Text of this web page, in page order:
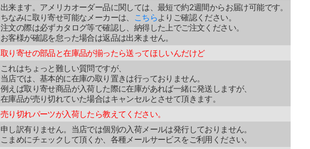
出来ます。アメリカオーダー品に関しては、最短で約2週間からお届け可能です。
ちなみに取り寄せ可能なメーカーは、
こちらよりご確認ください。
注文の際は必ずカタログ等で確認し、納得した上でご注文ください。
お客様が確認を怠った場合は返品は出来ません。
取り寄せの部品と在庫品が揃ったら送ってほしいんだけど
これはちょっと難しい質問ですが、
当店では、基本的に在庫の取り置きは行っておりません。
例えば取り寄せ商品が入荷した際に在庫があれば一緒に発送しますが、
在庫品が売り切れていた場合はキャンセルとさせて頂きます。
売り切れパーツが入荷したら教えてください。
申し訳有りません。当店では個別の入荷メールは発行しておりません。
こまめにチェックして頂くか、各種メールサービスをご利用ください。